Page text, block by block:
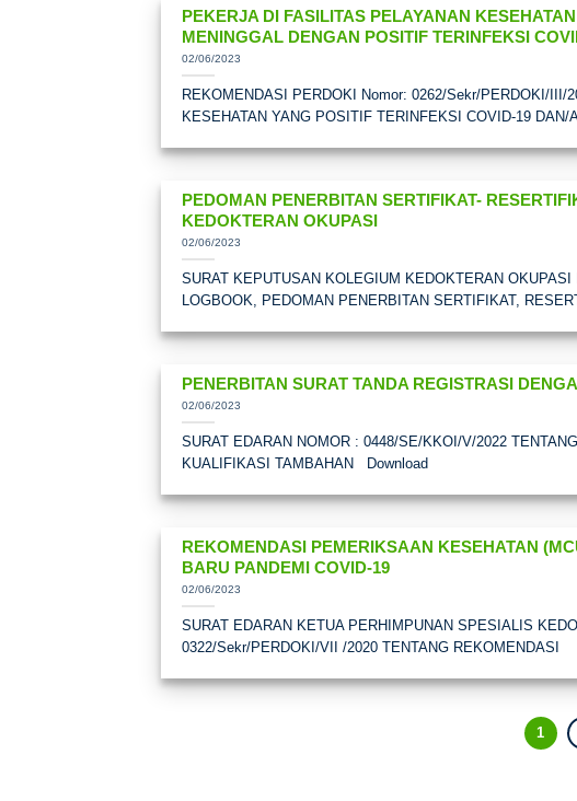
PEKERJA DI FASILITAS PELAYANAN
MENINGGAL DENGAN POSITIF TERINFEKSI
02/06/2023
REKOMENDASI PERDOKI Nomor: 0262/Sekr/PERDOKI/
KESEHATAN YANG POSITIF TERINFEKSI COVID-19 DAN/
PEDOMAN PENERBITAN SERTIFIKAT-
KEDOKTERAN OKUPASI
02/06/2023
SURAT KEPUTUSAN KOLEGIUM KEDOKTERAN
LOGBOOK, PEDOMAN PENERBITAN SERTIFIKAT,
PENERBITAN SURAT TANDA REGISTRASI
02/06/2023
SURAT EDARAN NOMOR : 0448/SE/KKOI/V/2022
KUALIFIKASI TAMBAHAN Download
REKOMENDASI PEMERIKSAAN KESEHATAN
BARU PANDEMI COVID-19
02/06/2023
SURAT EDARAN KETUA PERHIMPUNAN SPESIALIS
0322/Sekr/PERDOKI/VII /2020 TENTANG REKOMENDASI
1